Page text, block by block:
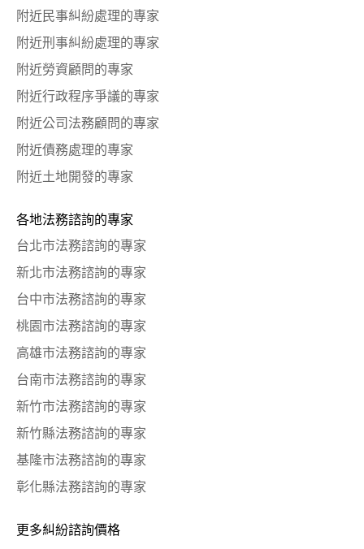
附近民事糾紛處理的專家
附近刑事糾紛處理的專家
附近勞資顧問的專家
附近行政程序爭議的專家
附近公司法務顧問的專家
附近債務處理的專家
附近土地開發的專家
各地法務諮詢的專家
台北市法務諮詢的專家
新北市法務諮詢的專家
台中市法務諮詢的專家
桃園市法務諮詢的專家
高雄市法務諮詢的專家
台南市法務諮詢的專家
新竹市法務諮詢的專家
新竹縣法務諮詢的專家
基隆市法務諮詢的專家
彰化縣法務諮詢的專家
更多糾紛諮詢價格